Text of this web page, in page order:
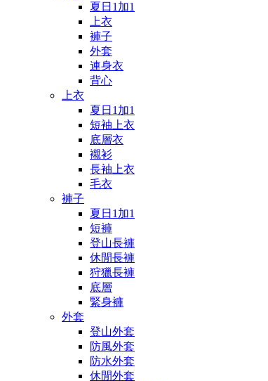
夏日1加1
上衣
褲子
外套
連身衣
背心
上衣
夏日1加1
短袖上衣
底層衣
襯衫
長袖上衣
毛衣
褲子
夏日1加1
短褲
登山長褲
休閒長褲
狩獵長褲
底層
緊身褲
外套
登山外套
防風外套
防水外套
休閒外套